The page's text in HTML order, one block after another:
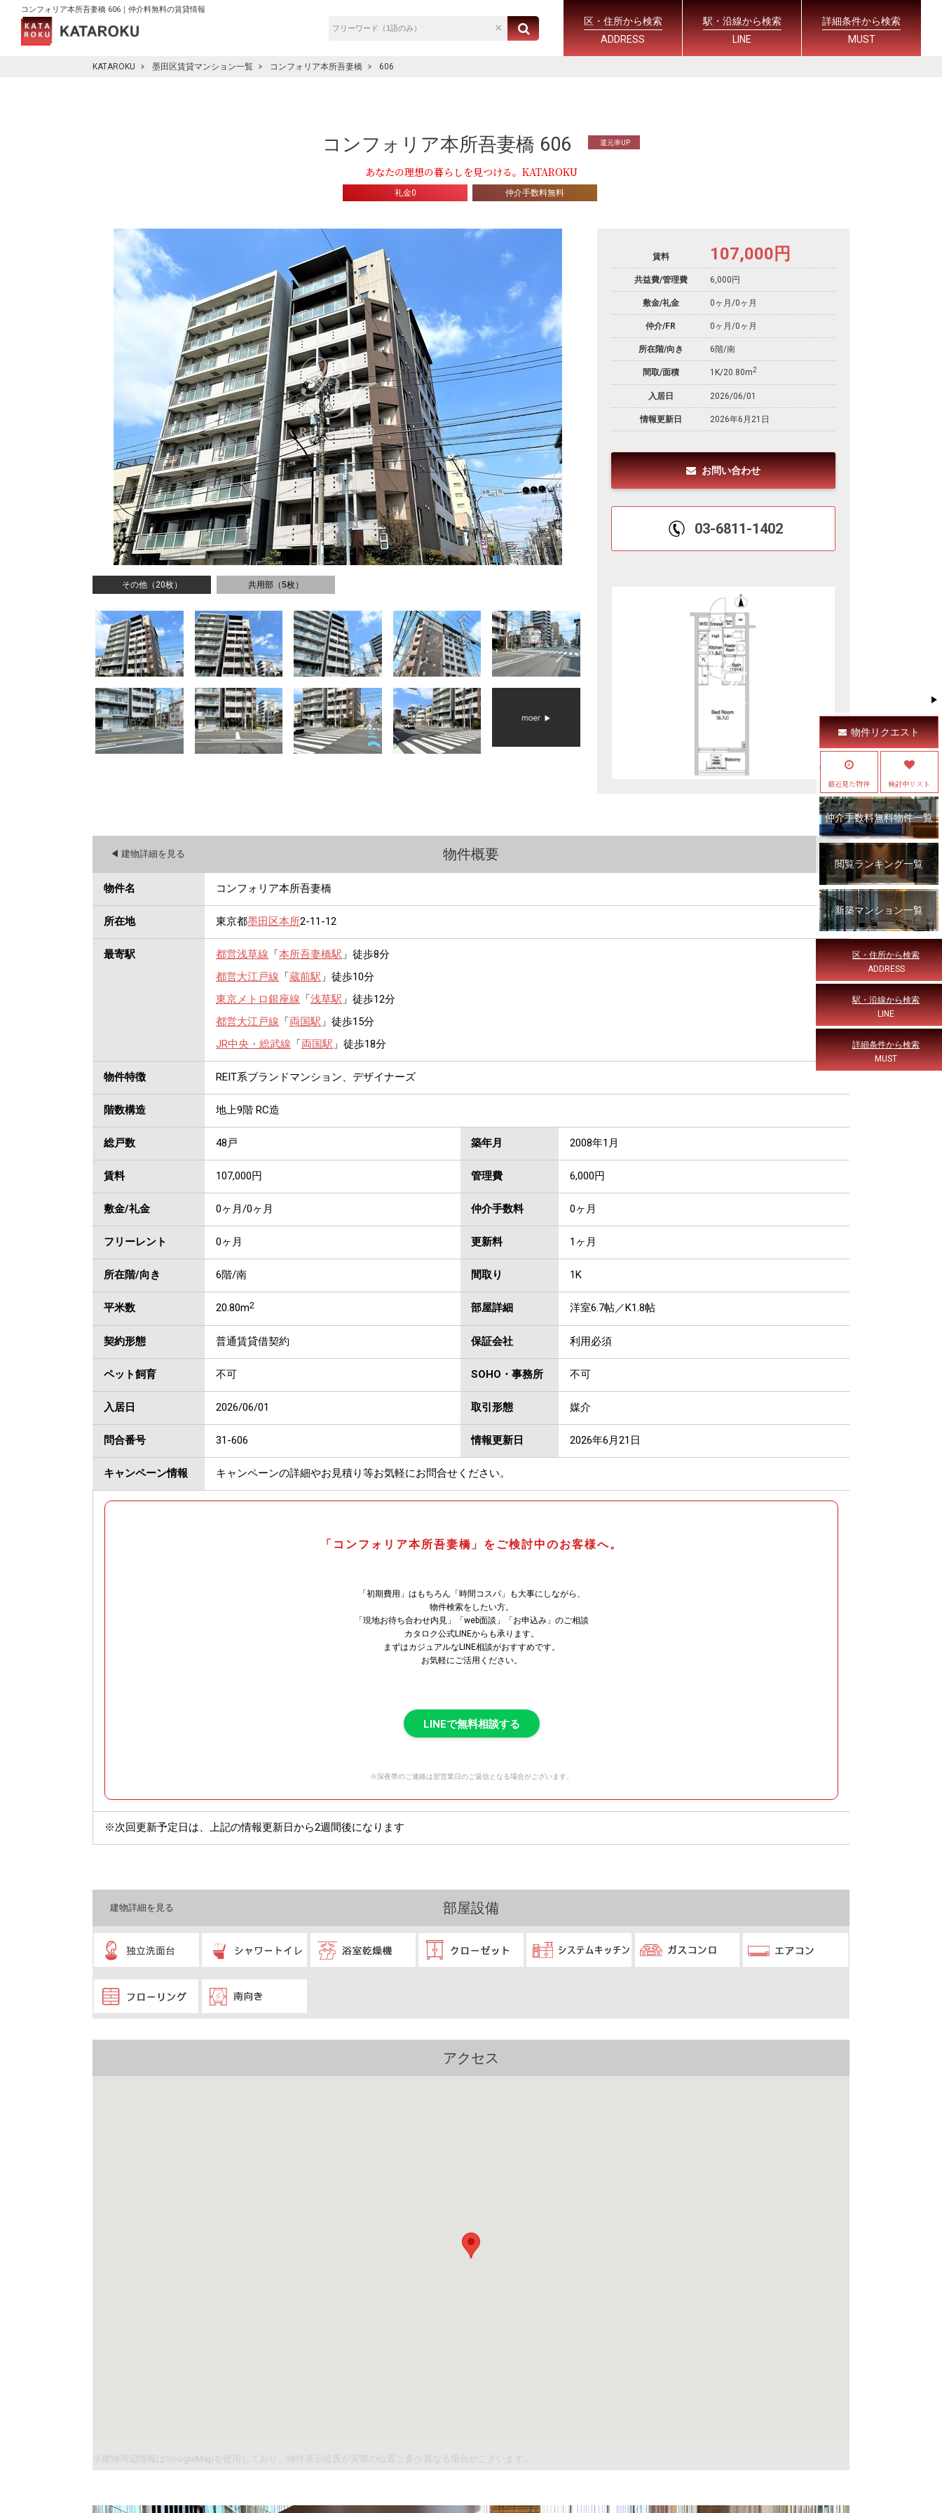
コンフォリア本所吾妻橋 606｜仲介料無料の賃貸情報
区・住所から検索
ADDRESS
駅・沿線から検索
LINE
詳細条件から検索
MUST
KATAROKU 墨田区賃貸マンション一覧 コンフォリア本所吾妻橋 606
コンフォリア本所吾妻橋 606 還元率UP
あなたの理想の暮らしを見つける。KATAROKU
礼金0 仲介手数料無料
その他（20枚） 共用部（5枚）
賃料 107,000 円
共益費/管理費 6,000円
敷金/礼金 0ヶ月 /0ヶ月
仲介/FR 0ヶ月 /0ヶ月
所在階/向き 6階/南
間取/面積 1K/20.80m2
入居日 2026/06/01
情報更新日 2026年6月21日
お問い合わせ
03-6811-1402
物件概要
◀︎ 建物詳細を見る
物件名 コンフォリア本所吾妻橋
所在地 東京都墨田区本所2-11-12
最寄駅 都営浅草線 「本所吾妻橋駅 」徒歩8分
都営大江戸線 「蔵前駅 」徒歩10分
東京メトロ銀座線 「浅草駅 」徒歩12分
都営大江戸線 「両国駅 」徒歩15分
JR中央・総武線 「両国駅 」徒歩18分
物件特徴 REIT系ブランドマンション、デザイナーズ
階数構造 地上9階 RC造
総戸数 48戸 築年月 2008年1月
賃料 107,000円 管理費 6,000円
敷金/礼金 0ヶ月/0ヶ月 仲介手数料 0ヶ月
フリーレント 0ヶ月 更新料 1ヶ月
所在階/向き 6階/南 間取り 1K
平米数 20.80m2 部屋詳細 洋室6.7帖／K1.8帖
契約形態 普通賃貸借契約 保証会社 利用必須
ペット飼育 不可 SOHO・事務所 不可
入居日 2026/06/01 取引形態 媒介
問合番号 31-606 情報更新日 2026年6月21日
キャンペーン情報 キャンペーンの詳細やお見積り等お気軽にお問合せください。
「コンフォリア本所吾妻橋」をご検討中のお客様へ。
「初期費用」はもちろん「時間コスパ」も大事にしながら、
物件検索をしたい方。
「現地お待ち合わせ内見」「web面談」「お申込み」のご相談
カタロク公式LINEからも承ります。
まずはカジュアルなLINE相談がおすすめです。
お気軽にご活用ください。
LINEで無料相談する
※深夜帯のご連絡は翌営業日のご返信となる場合がございます。
※次回更新予定日は、上記の情報更新日から2週間後になります
部屋設備
建物詳細を見る
アクセス
※建物周辺情報はGoogleMapを使用しており、物件表示位置が実際の位置と多少異なる場合がございます。
物件リクエスト
最近見た物件 検討中リスト
仲介手数料無料物件一覧
閲覧ランキング一覧
新築マンション一覧
区・住所から検索
ADDRESS
駅・沿線から検索
LINE
詳細条件から検索
MUST